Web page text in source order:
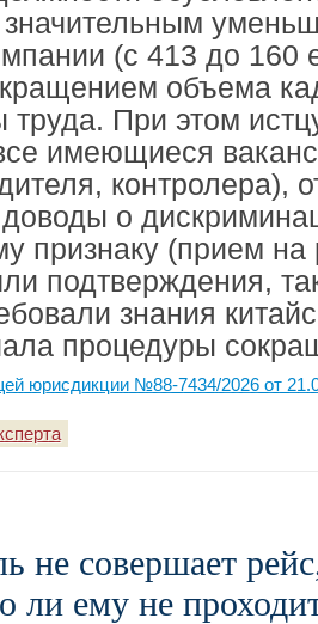
(с 413 до 160
объема
При этом
имеющиеся
контролера),
доводы о
признаку (прием на
подтверждения,
знания
процедуры
юрисдикции №88-7434/2026 от
не совершает
ли ему не